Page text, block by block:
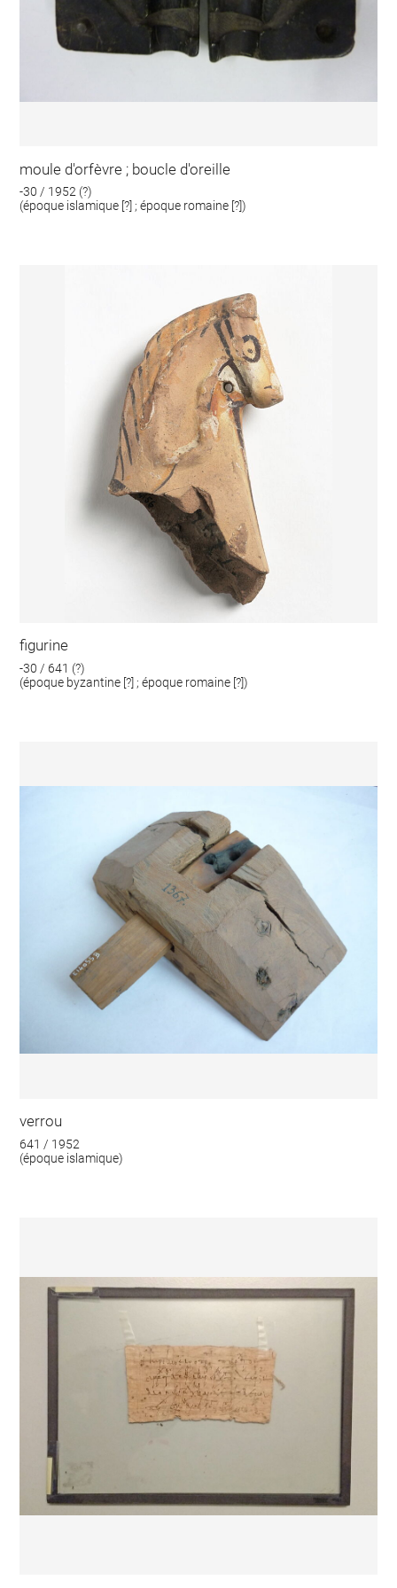
moule d'orfèvre ; boucle d'oreille
-30 / 1952 (?)
(époque islamique [?] ; époque romaine [?])
figurine
-30 / 641 (?)
(époque byzantine [?] ; époque romaine [?])
verrou
641 / 1952
(époque islamique)